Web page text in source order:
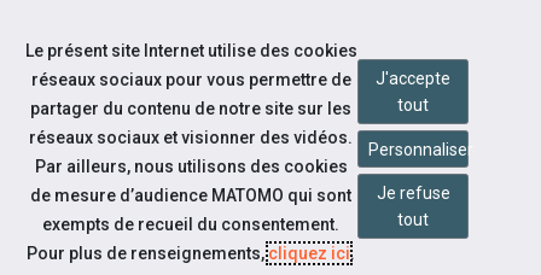
Aller au contenu
Notre actualité
HANDICAP & EMPLOI: AIDES À
Le présent site Internet utilise des cookies
réseaux sociaux pour vous permettre de
partager du contenu de notre site sur les
réseaux sociaux et visionner des vidéos.
Par ailleurs, nous utilisons des cookies
de mesure d’audience MATOMO qui sont
exempts de recueil du consentement.
Pour plus de renseignements,cliquez ici.
J'accepte
tout
Personnaliser
Je refuse
tout